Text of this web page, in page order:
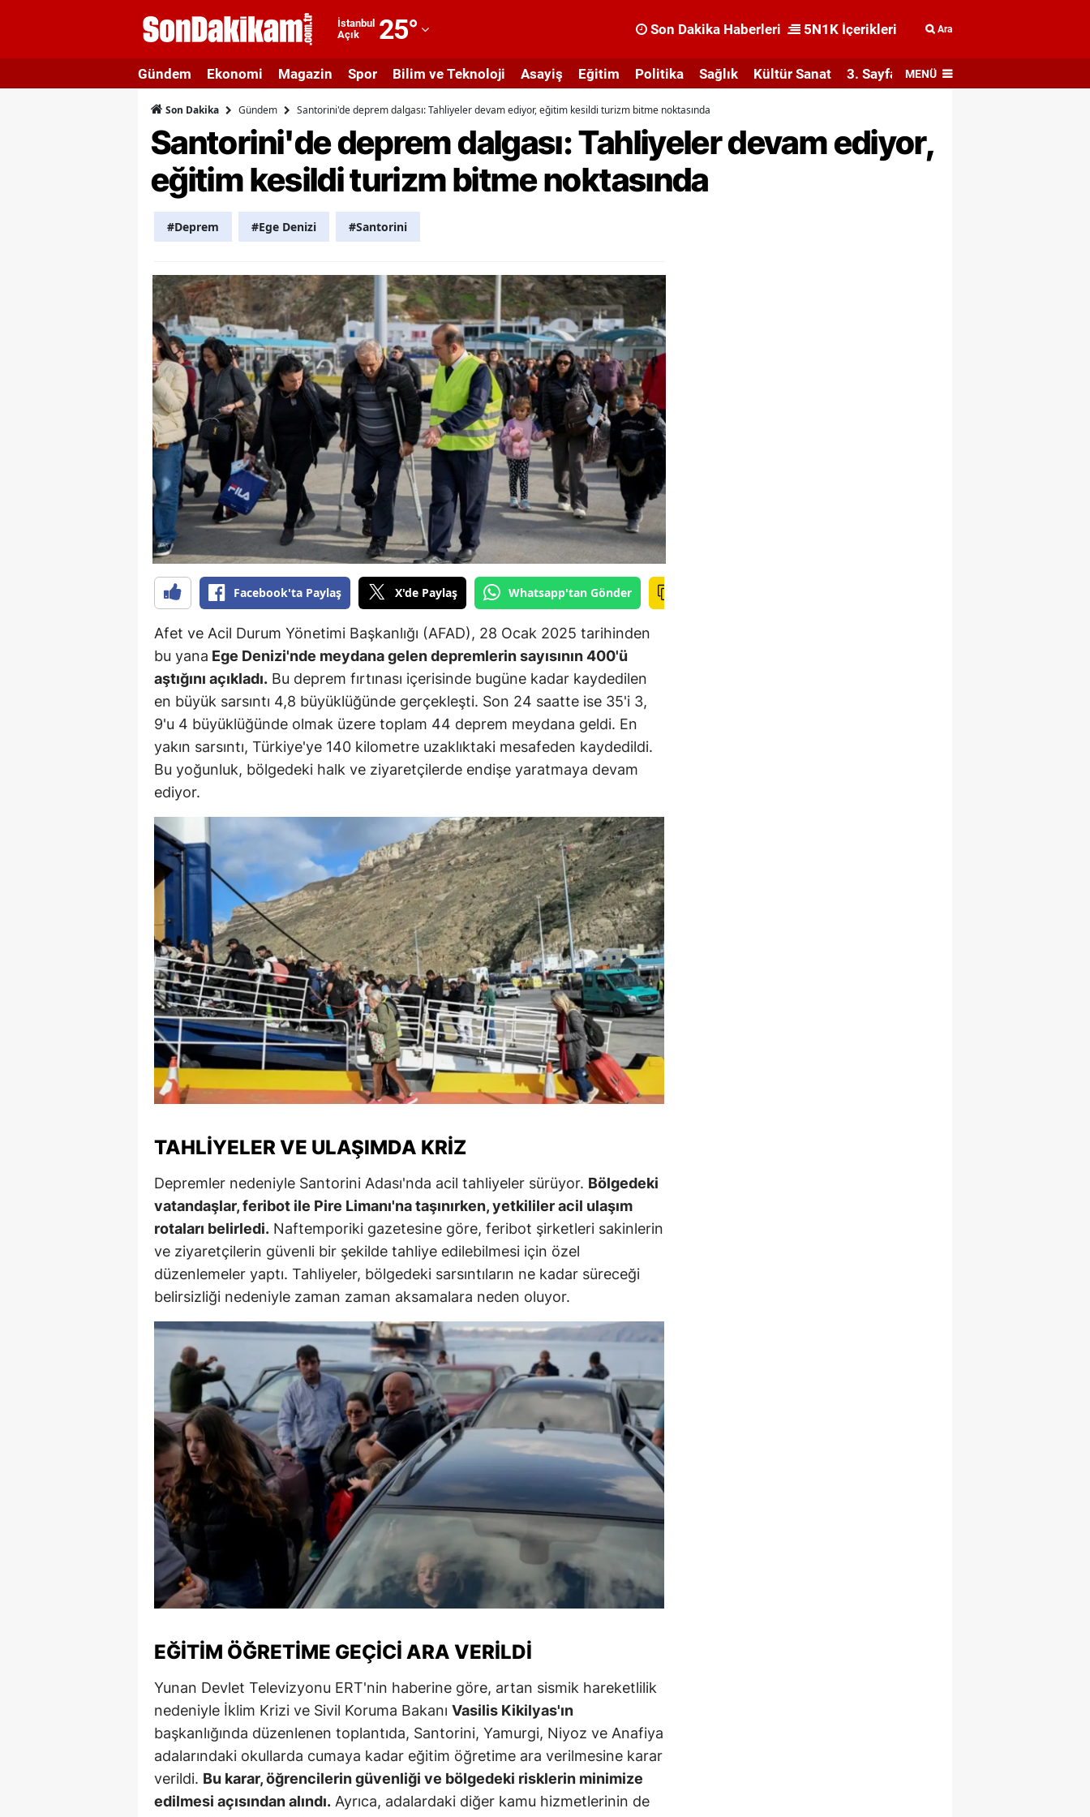
İstanbul
Açık
25°
Adıyaman
Afyonkarahisar
Ağrı
Amasya
Ankara
Artvin
Aydın
Balıkesir
Bilecik
Bingöl
Bitlis
Bolu
Burdur
Bursa
Çanakkale
Çankırı
Çorum
Denizli
Diyarbakır
Edirne
Elazığ
Erzincan
Erzurum
Eskişehir
Gaziantep
Giresun
Gümüşhane
Hakkari
Hatay
Isparta
İstanbul
İzmir
Kars
Kastamonu
Kayseri
Kırşehir
Kocaeli
Konya
Kütahya
Malatya
Manisa
Kahramanmaraş
Mardin
Muğla
Muş
Nevşehir
Niğde
Ordu
Rize
Sakarya
Son Dakika Haberleri 5N1K İçerikleri Ara
Gündem Ekonomi Magazin Spor Bilim ve Teknoloji Asayiş Eğitim Politika Sağlık Kültür Sanat 3. Sayfa MENÜ
Son Dakika Gündem Santorini'de deprem dalgası: Tahliyeler devam ediyor, eğitim kesildi turizm bitme noktasında
Santorini'de deprem dalgası: Tahliyeler devam ediyor,
eğitim kesildi turizm bitme noktasında
#Deprem #Ege Denizi #Santorini
Facebook'ta Paylaş X'de Paylaş Whatsapp'tan Gönder
Afet ve Acil Durum Yönetimi Başkanlığı (AFAD), 28 Ocak 2025 tarihinden
bu yana Ege Denizi'nde meydana gelen depremlerin sayısının 400'ü
aştığını açıkladı. Bu deprem fırtınası içerisinde bugüne kadar kaydedilen
en büyük sarsıntı 4,8 büyüklüğünde gerçekleşti. Son 24 saatte ise 35'i 3,
9'u 4 büyüklüğünde olmak üzere toplam 44 deprem meydana geldi. En
yakın sarsıntı, Türkiye'ye 140 kilometre uzaklıktaki mesafeden kaydedildi.
Bu yoğunluk, bölgedeki halk ve ziyaretçilerde endişe yaratmaya devam
ediyor.
TAHLIYELER VE ULAŞIMDA KRIZ
Depremler nedeniyle Santorini Adası'nda acil tahliyeler sürüyor. Bölgedeki
vatandaşlar, feribot ile Pire Limanı'na taşınırken, yetkililer acil ulaşım
rotaları belirledi. Naftemporiki gazetesine göre, feribot şirketleri sakinlerin
ve ziyaretçilerin güvenli bir şekilde tahliye edilebilmesi için özel
düzenlemeler yaptı. Tahliyeler, bölgedeki sarsıntıların ne kadar süreceği
belirsizliği nedeniyle zaman zaman aksamalara neden oluyor.
EĞITIM ÖĞRETIME GEÇICI ARA VERILDI
Yunan Devlet Televizyonu ERT'nin haberine göre, artan sismik hareketlilik
nedeniyle İklim Krizi ve Sivil Koruma Bakanı Vasilis Kikilyas'ın
başkanlığında düzenlenen toplantıda, Santorini, Yamurgi, Niyoz ve Anafiya
adalarındaki okullarda cumaya kadar eğitim öğretime ara verilmesine karar
verildi. Bu karar, öğrencilerin güvenliği ve bölgedeki risklerin minimize
edilmesi açısından alındı. Ayrıca, adalardaki diğer kamu hizmetlerinin de